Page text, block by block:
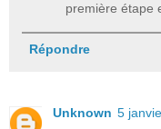
première étape
Répondre
Unknown 5